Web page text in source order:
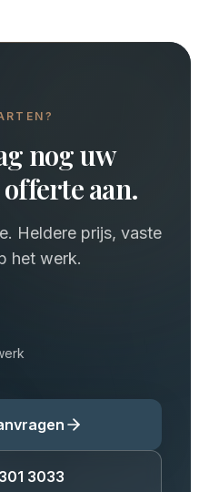
nog uw
aan.
Heldere prijs, vaste
het werk.
3033